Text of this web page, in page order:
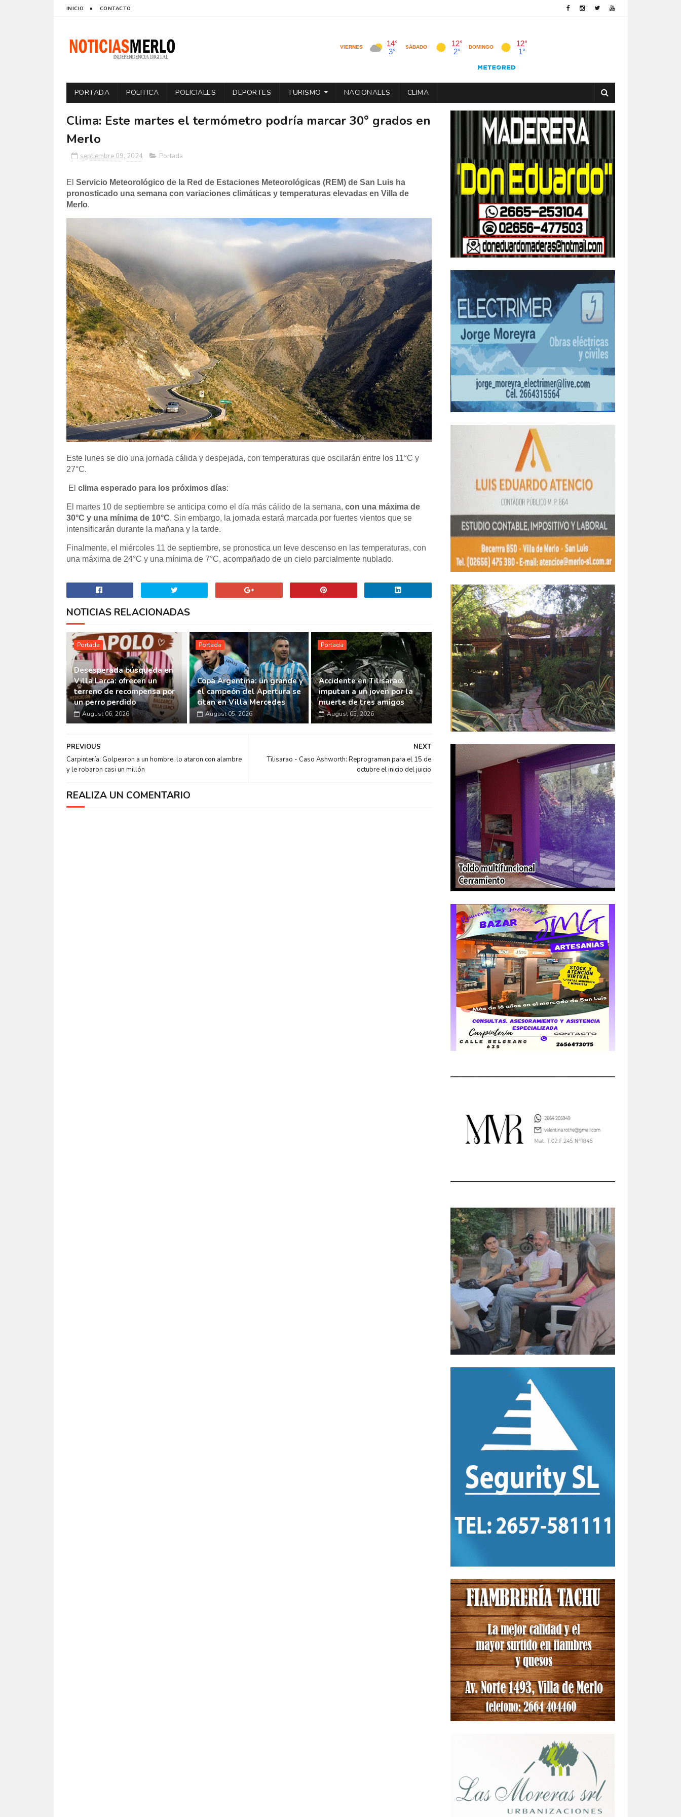
INICIO CONTACTO
PORTADA POLITICA POLICIALES DEPORTES TURISMO NACIONALES CLIMA
Clima: Este martes el termómetro podría marcar 30° grados en
Merlo
septiembre 09, 2024 Portada
El Servicio Meteorológico de la Red de Estaciones Meteorológicas (REM) de San Luis ha
pronosticado una semana con variaciones climáticas y temperaturas elevadas en Villa de
Merlo.
Este lunes se dio una jornada cálida y despejada, con temperaturas que oscilarán entre los 11°C y
27°C.
El clima esperado para los próximos días:
El martes 10 de septiembre se anticipa como el día más cálido de la semana, con una máxima de
30°C y una mínima de 10°C. Sin embargo, la jornada estará marcada por fuertes vientos que se
intensificarán durante la mañana y la tarde.
Finalmente, el miércoles 11 de septiembre, se pronostica un leve descenso en las temperaturas, con
una máxima de 24°C y una mínima de 7°C, acompañado de un cielo parcialmente nublado.
NOTICIAS RELACIONADAS
Portada
Desesperada búsqueda en
Villa Larca: ofrecen un
terreno de recompensa por
un perro perdido
August 06, 2026
Portada
Copa Argentina: un grande y
el campeón del Apertura se
citan en Villa Mercedes
August 05, 2026
Portada
Accidente en Tilisarao:
imputan a un joven por la
muerte de tres amigos
August 05, 2026
NEXT
Tilisarao - Caso Ashworth: Reprograman para el 15 de
octubre el inicio del juicio
PREVIOUS
Carpintería: Golpearon a un hombre, lo ataron con alambre
y le robaron casi un millón
REALIZA UN COMENTARIO